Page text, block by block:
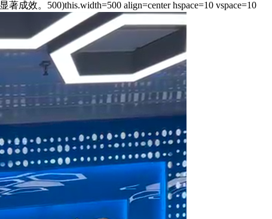
效。500)this.width=500 align=center hspace=10 vspace=10